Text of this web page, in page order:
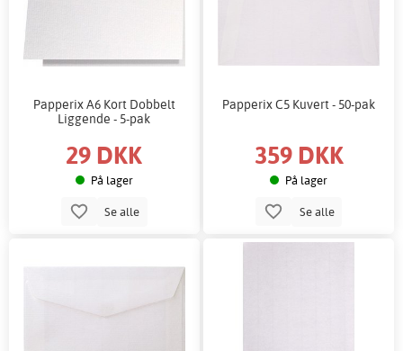
Papperix A6 Kort Dobbelt
Liggende - 5-pak
29 DKK
På lager
Se alle
Papperix C5 Kuvert - 50-pak
359 DKK
På lager
Se alle